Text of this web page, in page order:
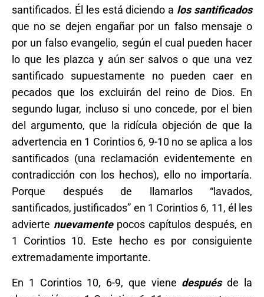
santificados. Él les está diciendo a los santificados
que no se dejen engañar por un falso mensaje o
por un falso evangelio, según el cual pueden hacer
lo que les plazca y aún ser salvos o que una vez
santificado supuestamente no pueden caer en
pecados que los excluirán del reino de Dios. En
segundo lugar, incluso si uno concede, por el bien
del argumento, que la ridícula objeción de que la
advertencia en 1 Corintios 6, 9-10 no se aplica a los
santificados (una reclamación evidentemente en
contradicción con los hechos), ello no importaría.
Porque después de llamarlos “lavados,
santificados, justificados” en 1 Corintios 6, 11, él les
advierte nuevamentepocos capítulos después, en
1 Corintios 10. Este hecho es por consiguiente
extremadamente importante.
En 1 Corintios 10, 6-9, que viene despuésde la